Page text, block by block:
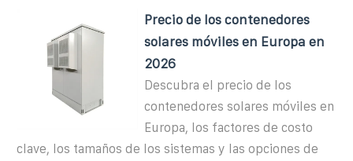
Precio de los contenedores
solares móviles en Europa en
2026
Descubra el precio de los
contenedores solares móviles en
Europa, los factores de costo
clave, los tamaños de los sistemas y las opciones de